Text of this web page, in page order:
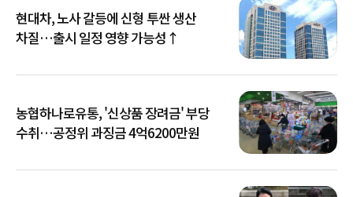
현대차, 노사 갈등에 신형 투싼 생산
차질…출시 일정 영향 가능성↑
농협하나로유통, '신상품 장려금' 부당
수취…공정위 과징금 4억6200만원